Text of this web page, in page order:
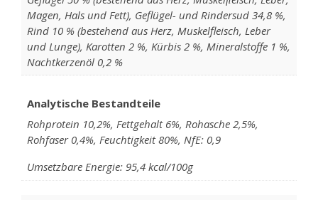
Magen, Hals und Fett), Geflügel- und Rindersud 34,8 %,
Rind 10 % (bestehend aus Herz, Muskelfleisch, Leber
und Lunge), Karotten 2 %, Kürbis 2 %, Mineralstoffe 1 %,
Nachtkerzenöl 0,2 %
Analytische Bestandteile
Rohprotein 10,2%, Fettgehalt 6%, Rohasche 2,5%,
Rohfaser 0,4%, Feuchtigkeit 80%, NfE: 0,9
Umsetzbare Energie: 95,4 kcal/100g